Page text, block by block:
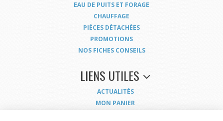
EAU DE PUITS ET FORAGE
CHAUFFAGE
PIÈCES DÉTACHÉES
PROMOTIONS
NOS FICHES CONSEILS
LIENS UTILES
ACTUALITÉS
MON PANIER